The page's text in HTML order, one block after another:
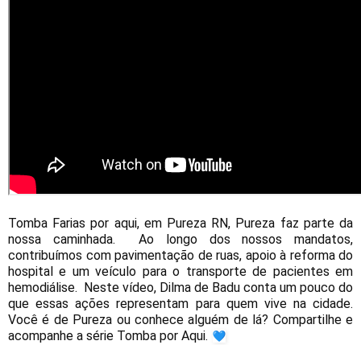
Tomba Farias por aqui, em Pureza RN, Pureza faz parte da
nossa caminhada.  Ao longo dos nossos mandatos,
contribuímos com pavimentação de ruas, apoio à reforma do
hospital e um veículo para o transporte de pacientes em
hemodiálise.  Neste vídeo, Dilma de Badu conta um pouco do
que essas ações representam para quem vive na cidade.
Você é de Pureza ou conhece alguém de lá? Compartilhe e
acompanhe a série Tomba por Aqui.